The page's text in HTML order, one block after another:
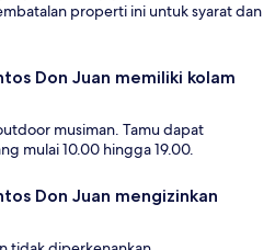
properti ini untuk syarat dan
Don Juan memiliki kolam
musiman. Tamu dapat
mulai 10.00 hingga 19.00.
Don Juan mengizinkan